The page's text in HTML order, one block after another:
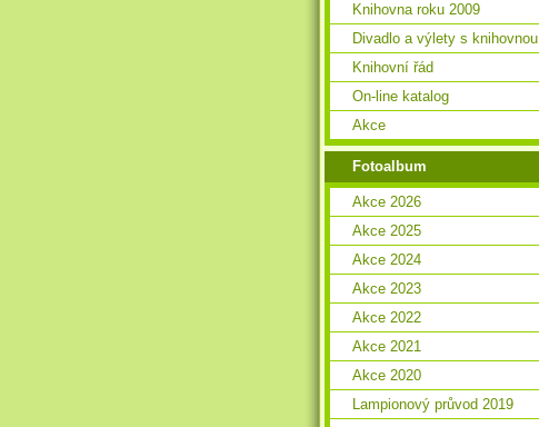
Knihovna roku 2009
Divadlo a výlety s knihovnou
Knihovní řád
On-line katalog
Akce
Fotoalbum
Akce 2026
Akce 2025
Akce 2024
Akce 2023
Akce 2022
Akce 2021
Akce 2020
Lampionový průvod 2019